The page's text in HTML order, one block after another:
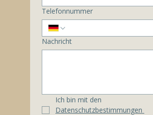
Telefonnummer
Nachricht